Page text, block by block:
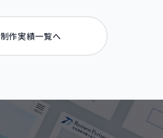
制作実績一覧へ